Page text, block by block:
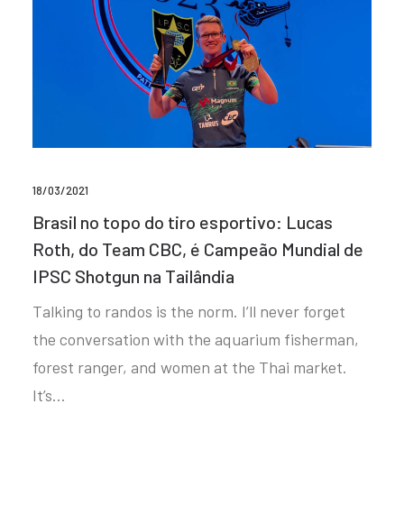
18/03/2021
Brasil no topo do tiro esportivo: Lucas
Roth, do Team CBC, é Campeão Mundial de
IPSC Shotgun na Tailândia
Talking to randos is the norm. I’ll never forget
the conversation with the aquarium fisherman,
forest ranger, and women at the Thai market.
It’s…